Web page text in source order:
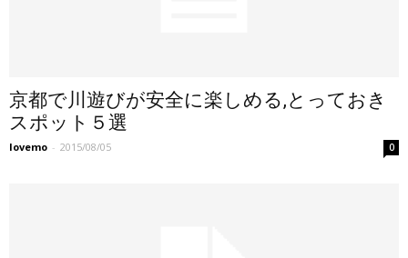
京都で川遊びが安全に楽しめる,とっておき
スポット５選
lovemo - 2015/08/05 0